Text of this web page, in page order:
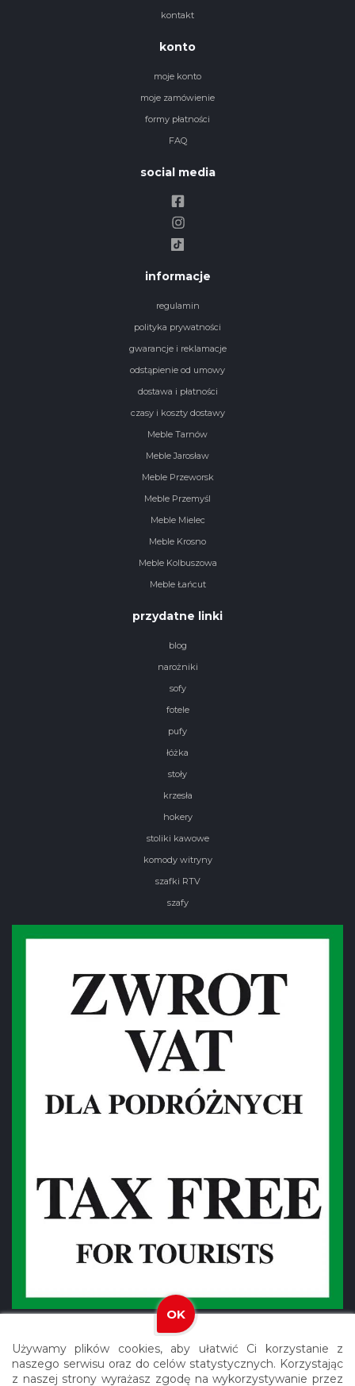
kontakt
konto
moje konto
moje zamówienie
formy płatności
FAQ
social media
informacje
regulamin
polityka prywatności
gwarancje i reklamacje
odstąpienie od umowy
dostawa i płatności
czasy i koszty dostawy
Meble Tarnów
Meble Jarosław
Meble Przeworsk
Meble Przemyśl
Meble Mielec
Meble Krosno
Meble Kolbuszowa
Meble Łańcut
przydatne linki
blog
narożniki
sofy
fotele
pufy
łóżka
stoły
krzesła
hokery
stoliki kawowe
komody witryny
szafki RTV
szafy
Używamy plików cookies, aby ułatwić Ci korzystanie z
naszego serwisu oraz do celów statystycznych. Korzystając
z naszej strony wyrażasz zgodę na wykorzystywanie przez
OK